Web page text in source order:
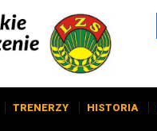
TRENERZY HISTORIA